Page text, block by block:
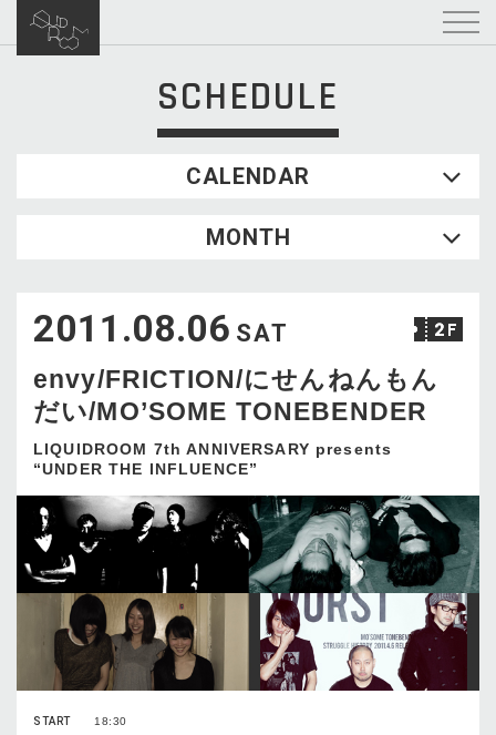
SCHEDULE
CALENDAR
WED
2
3 4 5
8
16
17 18 19 20 21
22
23
24 25 26 27 28
29
30
31
MONTH
2011.08.06 SAT
envy/FRICTION/にせんねんもん
だい/MO’SOME TONEBENDER
LIQUIDROOM 7th ANNIVERSARY presents
“UNDER THE INFLUENCE”
START
18:30